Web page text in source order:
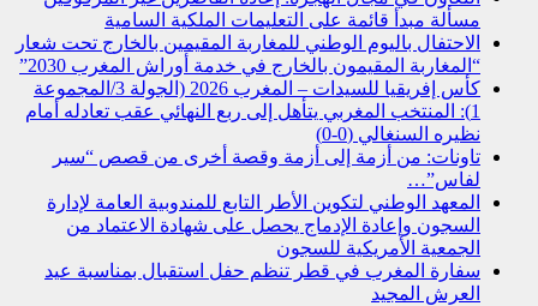
مسألة مبدأ قائمة على التعليمات الملكية السامية
الاحتفال باليوم الوطني للمغاربة المقيمين بالخارج تحت شعار
“المغاربة المقيمون بالخارج في خدمة أوراش المغرب 2030”
كأس إفريقيا للسيدات – المغرب 2026 (الجولة 3/المجموعة
1): المنتخب المغربي يتأهل إلى ربع النهائي عقب تعادله أمام
نظيره السنغالي (0-0)
تاونات: من أزمة إلى أزمة وقصة أخرى من قصص “سير
لفاس”…
المعهد الوطني لتكوين الأطر التابع للمندوبية العامة لإدارة
السجون وإعادة الإدماج يحصل على شهادة الاعتماد من
الجمعية الأمريكية للسجون
سفارة المغرب في قطر تنظم حفل استقبال بمناسبة عيد
العرش المجيد